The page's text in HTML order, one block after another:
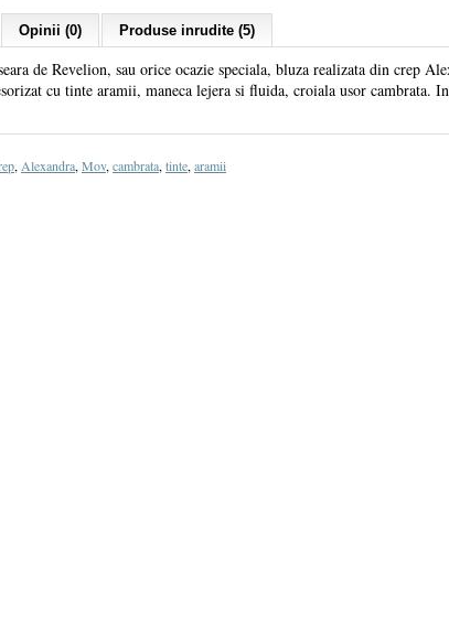
Opinii (0) Produse inrudite (5)
de Revelion, sau orice ocazie speciala, bluza realizata din crep
cu tinte aramii, maneca lejera si fluida, croiala usor cambrata.
, Alexandra,Mov,cambrata,tinte,aramii